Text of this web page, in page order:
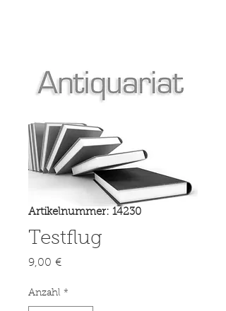
Artikelnummer: 14230
Testflug
9,00 €Preis
Anzahl *